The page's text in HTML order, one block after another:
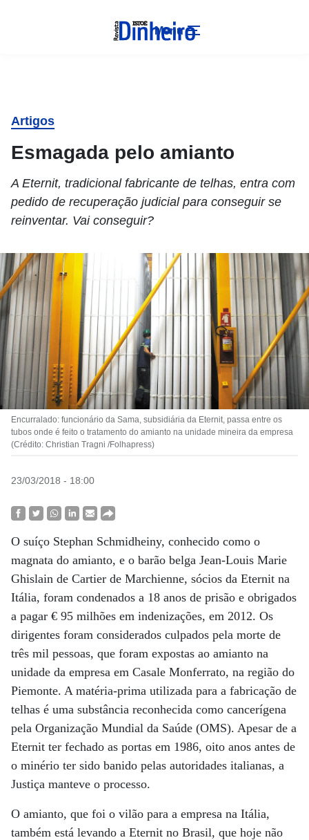
Menu
Artigos
Esmagada pelo amianto
A Eternit, tradicional fabricante de telhas, entra com
pedido de recuperação judicial para conseguir se
reinventar. Vai conseguir?
Encurralado: funcionário da Sama, subsidiária da Eternit, passa entre os
tubos onde é feito o tratamento do amianto na unidade mineira da empresa
(Crédito: Christian Tragni /Folhapress)
23/03/2018 - 18:00
O suíço Stephan Schmidheiny, conhecido como o
magnata do amianto, e o barão belga Jean-Louis Marie
Ghislain de Cartier de Marchienne, sócios da Eternit na
Itália, foram condenados a 18 anos de prisão e obrigados
a pagar € 95 milhões em indenizações, em 2012. Os
dirigentes foram considerados culpados pela morte de
três mil pessoas, que foram expostas ao amianto na
unidade da empresa em Casale Monferrato, na região do
Piemonte. A matéria-prima utilizada para a fabricação de
telhas é uma substância reconhecida como cancerígena
pela Organização Mundial da Saúde (OMS). Apesar de a
Eternit ter fechado as portas em 1986, oito anos antes de
o minério ter sido banido pelas autoridades italianas, a
Justiça manteve o processo.
O amianto, que foi o vilão para a empresa na Itália,
também está levando a Eternit no Brasil, que hoje não